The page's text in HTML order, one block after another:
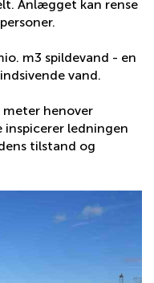
Anlægget kan rense
m3 spildevand - en
vand.
henover
inspicerer ledningen
tilstand og